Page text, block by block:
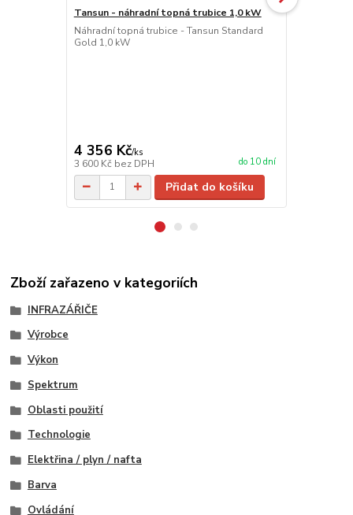
Tansun - náhradní topná trubice 1,0 kW
Náhradní topná trubice - Tansun Standard
Gold 1,0 kW
4 356 Kč/ks
3 600 Kč bez DPH do 10 dní
Přidat do košíku
Zboží zařazeno v kategoriích
INFRAZÁŘIČE
Výrobce
Výkon
Spektrum
Oblasti použití
Technologie
Elektřina / plyn / nafta
Barva
Ovládání